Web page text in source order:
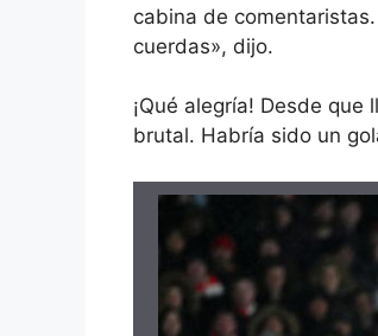
cabina de
cuerdas», dijo.
¡Qué alegría! Desde
brutal. Habría sido un